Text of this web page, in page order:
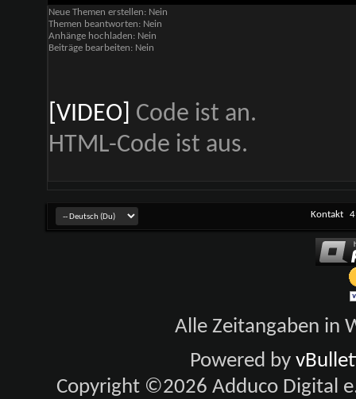
Neue Themen erstellen: Nein
Themen beantworten: Nein
Anhänge hochladen: Nein
Beiträge bearbeiten: Nein
[VIDEO] Code ist an.
HTML-Code ist aus.
Kontakt
Alle Zeitangaben in
Powered by
Copyright ©2026 Adduco Digital